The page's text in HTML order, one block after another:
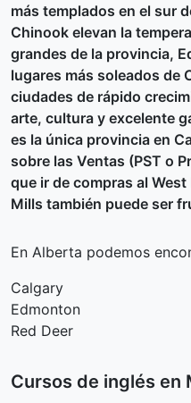
más templados en el sur
Chinook elevan la
grandes de la provincia,
lugares más soleados de
ciudades de rápido
arte, cultura y excelente
es la única provincia en
sobre las Ventas (PST o
que ir de compras al
Mills también puede ser
En Alberta podemos
Calgary
Edmonton
Red Deer
Cursos de inglés en